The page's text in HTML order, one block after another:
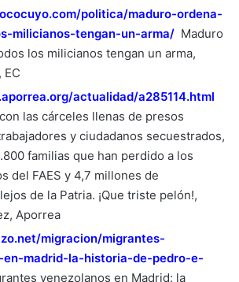
politica/maduro-ordena-
milicianos-tengan-un-arma/ Maduro
los milicianos tengan un arma,
EC
actualidad/a285114.html
las cárceles llenas de presos
y ciudadanos secuestrados,
familias que han perdido a los
del FAES y 4,7 millones de
de la Patria. ¡Que triste pelón!,
Aporrea
migracion/migrantes-
en-madrid-la-historia-de-pedro-e-
venezolanos en Madrid: la